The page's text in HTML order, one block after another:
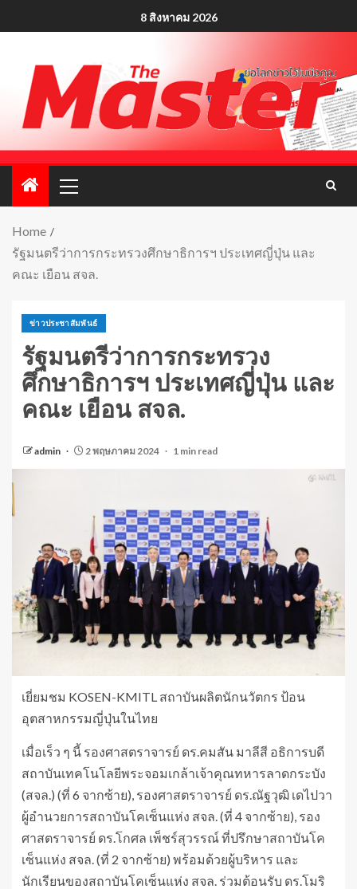
8 สิงหาคม 2026
Home
รัฐมนตรีว่าการกระทรวงศึกษาธิการฯ ประเทศญี่ปุ่น และ
คณะ เยือน สจล.
ข่าวประชาสัมพันธ์
รัฐมนตรีว่าการกระทรวง
ศึกษาธิการฯ ประเทศญี่ปุ่น และ
คณะ เยือน สจล.
admin 2 พฤษภาคม 2024 1 min read
เยี่ยมชม KOSEN-KMITL สถาบันผลิตนักนวัตกร ป้อน
อุตสาหกรรมญี่ปุ่นในไทย
เมื่อเร็ว ๆ นี้ รองศาสตราจารย์ ดร.คมสัน มาลีสี อธิการบดี
สถาบันเทคโนโลยีพระจอมเกล้าเจ้าคุณทหารลาดกระบัง
(สจล.) (ที่ 6 จากซ้าย), รองศาสตราจารย์ ดร.ณัฐวุฒิ เดไปวา
ผู้อำนวยการสถาบันโคเซ็นแห่ง สจล. (ที่ 4 จากซ้าย), รอง
ศาสตราจารย์ ดร.โกศล เพ็ชร์สุวรรณ์ ที่ปรึกษาสถาบันโค
เซ็นแห่ง สจล. (ที่ 2 จากซ้าย) พร้อมด้วยผู้บริหาร และ
นักเรียนของสถาบันโคเซ็นแห่ง สจล. ร่วมต้อนรับ ดร.โมริ